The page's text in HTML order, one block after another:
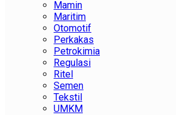
Mamin
Maritim
Otomotif
Perkakas
Petrokimia
Regulasi
Ritel
Semen
Tekstil
UMKM